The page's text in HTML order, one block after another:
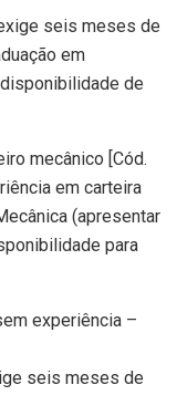
seis meses de
em
de
mecânico [Cód.
em carteira
(apresentar
para
experiência –
seis meses de